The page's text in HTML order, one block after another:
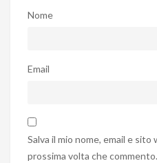
Nome
Email
Salva il mio nome, email e
prossima volta che commento.